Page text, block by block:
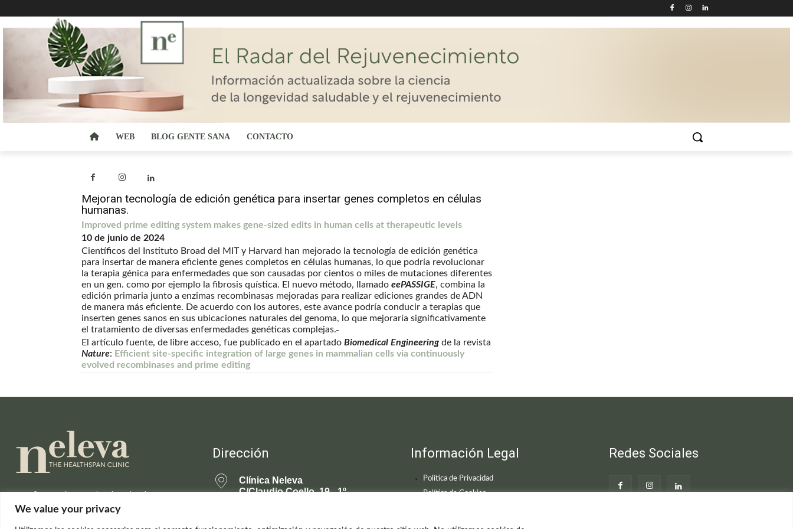
We value your privacy
WEB BLOG GENTE SANA CONTACTO
Mejoran tecnología de edición genética para insertar genes completos en células
humanas.
Improved prime editing system makes gene-sized edits in human cells at therapeutic levels
10 de junio de 2024
Científicos del Instituto Broad del MIT y Harvard han mejorado la tecnología de edición genética
para insertar de manera eficiente genes completos en células humanas, lo que podría revolucionar
la terapia génica para enfermedades que son causadas por cientos o miles de mutaciones diferentes
en un gen. como por ejemplo la fibrosis quística. El nuevo método, llamado eePASSIGE, combina la
edición primaria junto a enzimas recombinasas mejoradas para realizar ediciones grandes de ADN
de manera más eficiente. De acuerdo con los autores, este avance podría conducir a terapias que
inserten genes sanos en sus ubicaciones naturales del genoma, lo que mejoraría significativamente
el tratamiento de diversas enfermedades genéticas complejas.
El artículo fuente, de libre acceso, fue publicado en el apartado Biomedical Engineeringde la revista
Nature: Efficient site-specific integration of large genes in mammalian cells via continuously
evolved recombinases and prime editing
Información actualizada sobre la
ciencia de la longevidad saludable y el
Dirección
Clínica Neleva
C/Claudio Coello, 19 - 1º
Información Legal
Política de Privacidad
Política de Cookies
Redes Sociales